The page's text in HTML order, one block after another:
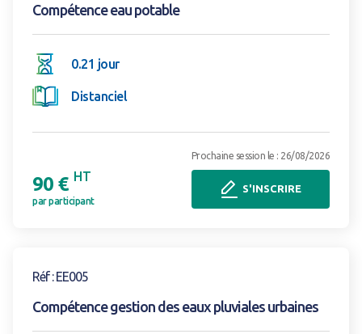
Compétence eau potable
0.21 jour
Distanciel
90 € HT
par participant
Prochaine session le : 26/08/2026
S'INSCRIRE
Réf : EE005
Compétence gestion des eaux pluviales urbaines